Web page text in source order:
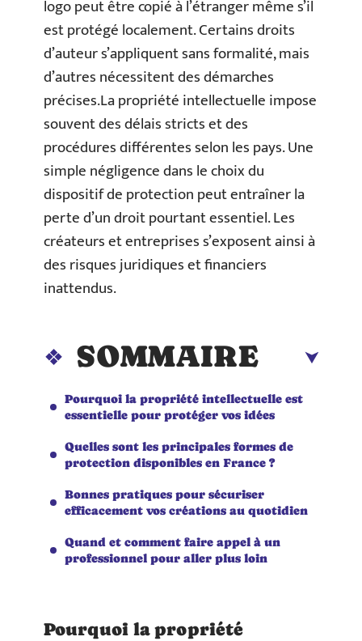
logo peut être copié à l’étranger même s’il
est protégé localement. Certains droits
d’auteur s’appliquent sans formalité, mais
d’autres nécessitent des démarches
précises.La propriété intellectuelle impose
souvent des délais stricts et des
procédures différentes selon les pays. Une
simple négligence dans le choix du
dispositif de protection peut entraîner la
perte d’un droit pourtant essentiel. Les
créateurs et entreprises s’exposent ainsi à
des risques juridiques et financiers
inattendus.
SOMMAIRE
Pourquoi la propriété intellectuelle est
essentielle pour protéger vos idées
Quelles sont les principales formes de
protection disponibles en France ?
Bonnes pratiques pour sécuriser
efficacement vos créations au quotidien
Quand et comment faire appel à un
professionnel pour aller plus loin
Pourquoi la propriété